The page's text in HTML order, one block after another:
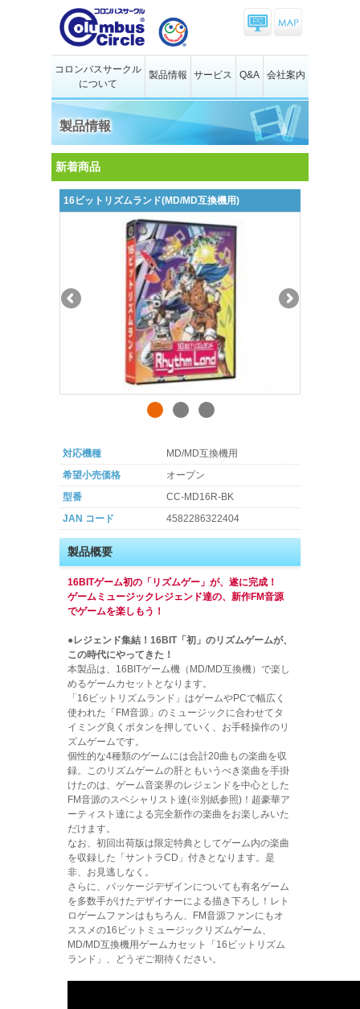
コロンバスサークル
について
製品情報 サービス Q&A 会社案内
製品情報
新着商品
16ビットリズムランド(MD/MD互換機用)
対応機種
MD/MD互換機用
希望小売価格
オープン
型番
CC-MD16R-BK
JAN コード
4582286322404
製品概要
16BITゲーム初の「リズムゲー」が、遂に完成！
ゲームミュージックレジェンド達の、新作FM音源
でゲームを楽しもう！
●レジェンド集結！16BIT「初」のリズムゲームが、
この時代にやってきた！
本製品は、16BITゲーム機（MD/MD互換機）で楽し
めるゲームカセットとなります。
「16ビットリズムランド」はゲームやPCで幅広く
使われた「FM音源」のミュージックに合わせてタ
イミング良くボタンを押していく、お手軽操作のリ
ズムゲームです。
個性的な4種類のゲームには合計20曲もの楽曲を収
録。このリズムゲームの肝ともいうべき楽曲を手掛
けたのは、ゲーム音楽界のレジェンドを中心とした
FM音源のスペシャリスト達(※別紙参照)！超豪華ア
ーティスト達による完全新作の楽曲をお楽しみいた
だけます。
なお、初回出荷版は限定特典としてゲーム内の楽曲
を収録した「サントラCD」付きとなります。是
非、お見逃しなく。
さらに、パッケージデザインについても有名ゲーム
を多数手がけたデザイナーによる描き下ろし！レト
ロゲームファンはもちろん、FM音源ファンにもオ
ススメの16ビットミュージックリズムゲーム、
MD/MD互換機用ゲームカセット「16ビットリズム
ランド」、どうぞご期待ください。